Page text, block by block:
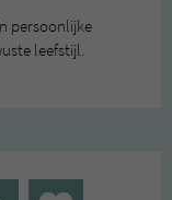
persoonlijke
leefstijl.